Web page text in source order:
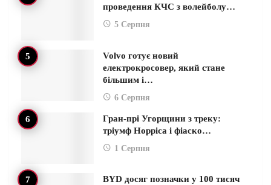
проведення КЧС з волейболу…
5 Серпня
Volvo готує новий
електрокросовер, який стане
більшим і…
6 Серпня
Гран-прі Угорщини з треку:
тріумф Норріса і фіаско…
1 Серпня
BYD досяг позначки у 100 тисяч